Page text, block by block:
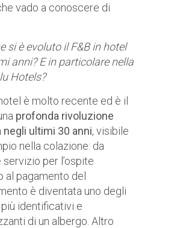
vado a conoscere di
si è evoluto il F&B in hotel
anni? E in particolare nella
Hotels?
è molto recente ed è il
profonda rivoluzione
negli ultimi 30 anni, visibile
nella colazione: da
per l’ospite
al pagamento del
è diventata uno degli
identificativi e
di un albergo. Altro